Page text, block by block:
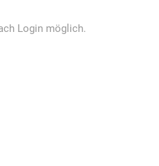
Login möglich.